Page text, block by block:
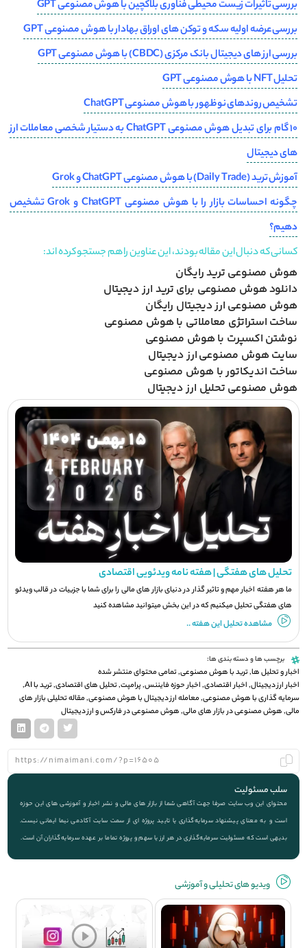
بررسی تاثیرات زیست محیطی فناوری بلاکچین با هوش مصنوعی GPT
بررسی عرضه اولیه سکه و توکن های اوراق بهادار با هوش مصنوعی GPT
بررسی ارز های دیجیتال بانک مرکزی (CBDC) با هوش مصنوعی GPT
تحلیل NFT با هوش مصنوعی GPT
تشخیص روندهای نوظهور با هوش مصنوعی ChatGPT
10 گام برای تبدیل هوش مصنوعی ChatGPT به دستیار شخصی معاملات ارز
های دیجیتال
آموزش ترید (Daily Trade) با هوش مصنوعی ChatGPT و Grok
چگونه احساسات بازار را با هوش مصنوعی ChatGPT و Grok تشخیص
دهیم؟
کسانی که دنبال این مقاله بودند، این عناوین را هم جستجو کرده اند:
هوش مصنوعی ترید رایگان
دانلود هوش مصنوعی برای ترید ارز دیجیتال
هوش مصنوعی ارز دیجیتال رایگان
ساخت استراتژی معاملاتی با هوش مصنوعی
نوشتن اکسپرت با هوش مصنوعی
سایت هوش مصنوعی ارز دیجیتال
ساخت اندیکاتور با هوش مصنوعی
هوش مصنوعی تحلیل ارز دیجیتال
تحلیل های هفتگی | هفته نامه ویدئویی اقتصادی
ما هر هفته اخبار مهم و تاثیر گذار در دنیای بازار های مالی را برای شما با جزيیات در قالب ویدئو
های هفتگی تحلیل میکنیم که در این بخش میتوانید مشاهده کنید
مشاهده تحلیل این هفته ..
برچسب ها و دسته بندی ها:
اخبار و تحلیل ها,ترید با هوش مصنوعی,تمامی محتوای منتشر شده
اخبار ارز دیجیتال,اخبار اقتصادی,اخبار حوزه فایننس,پرامپت,تحلیل های اقتصادی,ترید با AI
,
سرمایه گذاری با هوش مصنوعی,معامله ارز دیجیتال با هوش مصنوعی,مقاله تحلیلی بازار های
مالی,هوش مصنوعی در بازار های مالی,هوش مصنوعی در فارکس و ارز دیجیتال
سلب مسئولیت
محتوای این وب سایت صرفا جهت آگاهی شما از بازار های مالی و نشر اخبار و آموزشی های این حوزه
است و به معنای پیشنهاد سرمایه‌گذاری یا تایید پروژه ای از سمت سایت آکادمی نیما ایمانی نیست.
بدیهی است که مسئولیت سرمایه‌گذاری در هر ارز یا سهم و پروژه تماما بر عهده سرمایه‌گذاران آن است.
ویديو های تحلیلی و آموزشی